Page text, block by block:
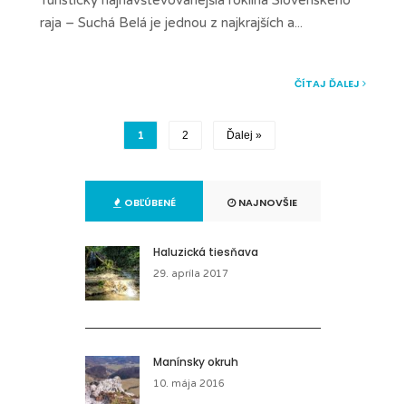
raja – Suchá Belá je jednou z najkrajších a...
ČÍTAJ ĎALEJ
1 2 Ďalej »
OBĽÚBENÉ NAJNOVŠIE
Haluzická tiesňava
29. apríla 2017
Manínsky okruh
10. mája 2016